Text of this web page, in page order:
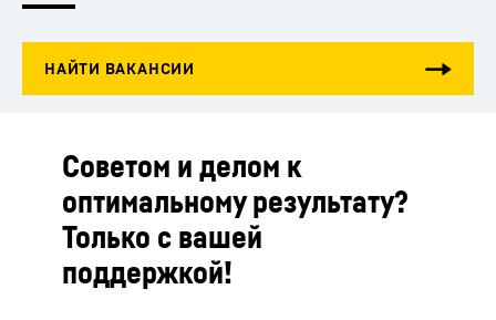
Советом и делом к
оптимальному результату?
Только с вашей
поддержкой!